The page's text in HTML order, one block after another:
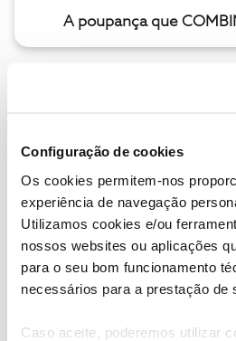
Configuração de cookies
Os cookies permitem-nos
experiência de navegação
Utilizamos cookies e/ou
nossos websites ou aplicações
para o seu bom funcionamento
necessários para a prestação de
Caso aceite, poderemos utilizar
A poupança que
Descubra as novidades